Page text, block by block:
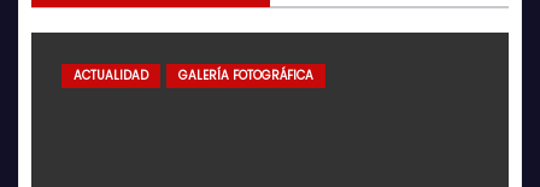
ACTUALIDAD GALERÍA FOTOGRÁFICA